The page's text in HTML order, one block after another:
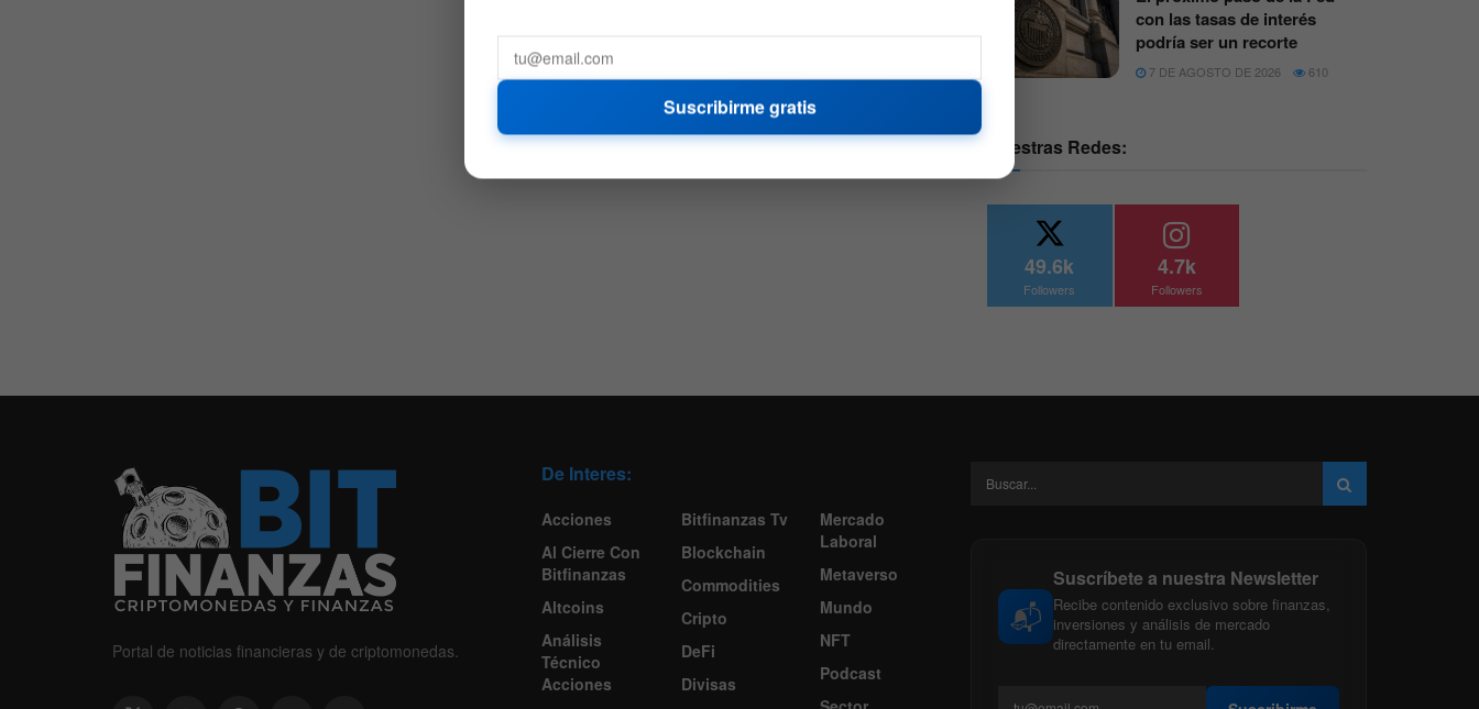
con las tasas de interés
podría ser un recorte
7 DE AGOSTO DE 2026 610
Nuestras Redes:
49.6k
Followers
4.7k
Followers
Portal de noticias financieras y de criptomonedas.
De Interes:
Acciones
Al Cierre Con
Bitfinanzas
Altcoins
Análisis
Técnico
Acciones
Bitfinanzas Tv
Blockchain
Commodities
Cripto
DeFi
Divisas
Mercado
Laboral
Metaverso
Mundo
NFT
Podcast
📬
Suscríbete a nuestra Newsletter
Recibe contenido exclusivo sobre finanzas,
inversiones y análisis de mercado
directamente en tu email.
Suscribirme gratis